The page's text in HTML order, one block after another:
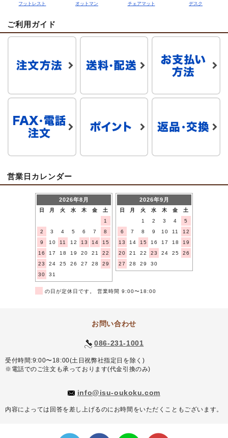
フットレスト オットマン チェアマット デスク
ご利用ガイド
営業日カレンダー
2026年8月
日 月 火 水 木 金
土
1
2
3 4 5 6 7
8
9
10 11 12 13 14
15
16
17 18 19 20 21
22
23
24 25 26 27 28
29
30
31
2026年9月
日 月 火 水 木 金
土
1
2 3 4
5
6
7 8 9 10 11
12
13
14 15 16 17 18
19
20
21 22 23 24 25
26
27
28 29 30
の日が定休日です。 営業時間 9:00〜18:00
お問い合わせ
086-231-1001
受付時間:9:00〜18:00(土日祝弊社指定日を除く)
※電話でのご注文も承っております(代金引換のみ)
info@isu-oukoku.com
内容によっては回答を差し上げるのにお時間をいただくこともございます。